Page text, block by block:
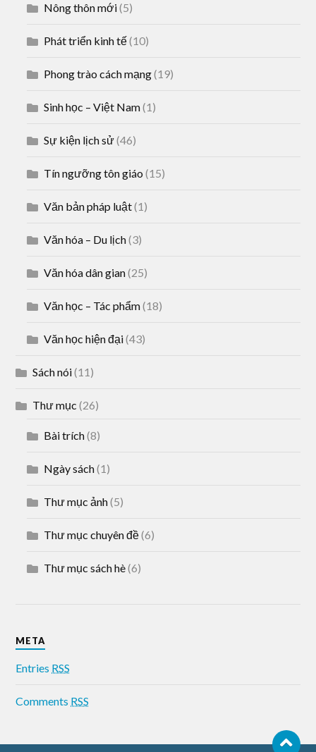
Nông thôn mới(5)
Phát triển kinh tế(10)
Phong trào cách mạng(19)
Sinh học – Việt Nam(1)
Sự kiện lịch sử(46)
Tín ngưỡng tôn giáo (15)
Văn bản pháp luật(1)
Văn hóa – Du lịch(3)
Văn hóa dân gian(25)
Văn học – Tác phẩm(18)
Văn học hiện đại(43)
Sách nói(11)
Thư mục (26)
Bài trích(8)
Ngày sách(1)
Thư mục ảnh(5)
Thư mục chuyên đề(6)
Thư mục sách hè(6)
META
Entries RSS
Comments RSS